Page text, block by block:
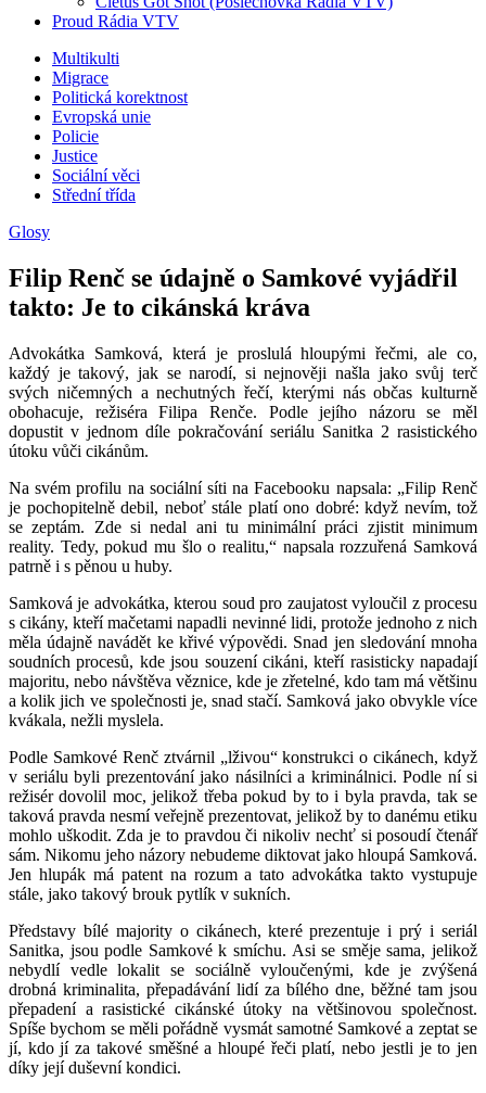
Proud Rádia VTV
Sub
menu
Multikulti
Migrace
Politická korektnost
Evropská unie
Policie
Justice
Sociální věci
Střední třída
Glosy
Filip Renč se údajně o Samkové vyjádřil
takto: Je to cikánská kráva
Advokátka Samková, která je proslulá hloupými řečmi, ale co,
každý je takový, jak se narodí, si nejnověji našla jako svůj terč
svých ničemných a nechutných řečí, kterými nás občas kulturně
obohacuje, režiséra Filipa Renče. Podle jejího názoru se měl
dopustit v jednom díle pokračování seriálu Sanitka 2 rasistického
útoku vůči cikánům.
Na svém profilu na sociální síti na Facebooku napsala: „Filip Renč
je pochopitelně debil, neboť stále platí ono dobré: když nevím, tož
se zeptám. Zde si nedal ani tu minimální práci zjistit minimum
reality. Tedy, pokud mu šlo o realitu,“ napsala rozzuřená Samková
patrně i s pěnou u huby.
Samková je advokátka, kterou soud pro zaujatost vyloučil z procesu
s cikány, kteří mačetami napadli nevinné lidi, protože jednoho z nich
měla údajně navádět ke křivé výpovědi. Snad jen sledování mnoha
soudních procesů, kde jsou souzení cikáni, kteří rasisticky napadají
majoritu, nebo návštěva věznice, kde je zřetelné, kdo tam má většinu
a kolik jich ve společnosti je, snad stačí. Samková jako obvykle více
kvákala, nežli myslela.
Podle Samkové Renč ztvárnil „lživou“ konstrukci o cikánech, když
v seriálu byli prezentování jako násilníci a kriminálnici. Podle ní si
režisér dovolil moc, jelikož třeba pokud by to i byla pravda, tak se
taková pravda nesmí veřejně prezentovat, jelikož by to danému etiku
mohlo uškodit. Zda je to pravdou či nikoliv nechť si posoudí čtenář
sám. Nikomu jeho názory nebudeme diktovat jako hloupá Samková.
Jen hlupák má patent na rozum a tato advokátka takto vystupuje
stále, jako takový brouk pytlík v sukních.
Představy bílé majority o cikánech, které prezentuje i prý i seriál
Sanitka, jsou podle Samkové k smíchu. Asi se směje sama, jelikož
nebydlí vedle lokalit se sociálně vyloučenými, kde je zvýšená
drobná kriminalita, přepadávání lidí za bílého dne, běžné tam jsou
přepadení a rasistické cikánské útoky na většinovou společnost.
Spíše bychom se měli pořádně vysmát samotné Samkové a zeptat se
jí, kdo jí za takové směšné a hloupé řeči platí, nebo jestli je to jen
díky její duševní kondici.